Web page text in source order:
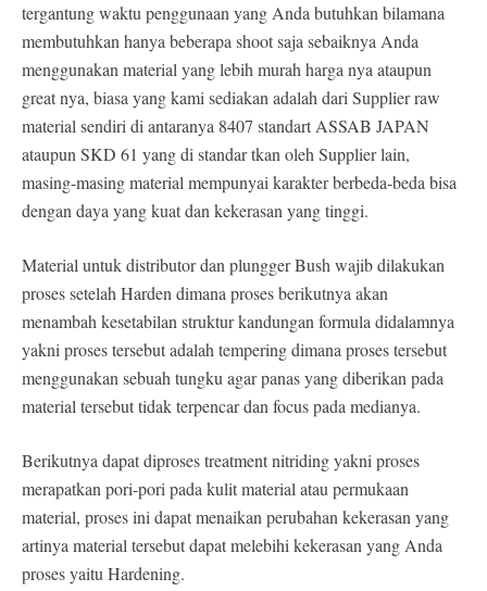
tergantung waktu penggunaan yang Anda butuhkan bilamana
membutuhkan hanya beberapa shoot saja sebaiknya Anda
menggunakan material yang lebih murah harga nya ataupun
great nya, biasa yang kami sediakan adalah dari Supplier raw
material sendiri di antaranya 8407 standart ASSAB JAPAN
ataupun SKD 61 yang di standar tkan oleh Supplier lain,
masing-masing material mempunyai karakter berbeda-beda bisa
dengan daya yang kuat dan kekerasan yang tinggi.
Material untuk distributor dan plungger Bush wajib dilakukan
proses setelah Harden dimana proses berikutnya akan
menambah kesetabilan struktur kandungan formula didalamnya
yakni proses tersebut adalah tempering dimana proses tersebut
menggunakan sebuah tungku agar panas yang diberikan pada
material tersebut tidak terpencar dan focus pada medianya.
Berikutnya dapat diproses treatment nitriding yakni proses
merapatkan pori-pori pada kulit material atau permukaan
material, proses ini dapat menaikan perubahan kekerasan yang
artinya material tersebut dapat melebihi kekerasan yang Anda
proses yaitu Hardening.